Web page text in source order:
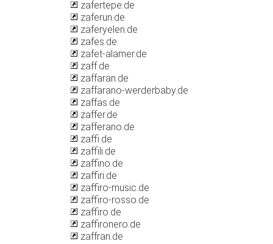
zafertepe.de
zaferun.de
zaferyelen.de
zafes.de
zafet-alamer.de
zaff.de
zaffaran.de
zaffarano-werderbaby.de
zaffas.de
zaffer.de
zafferano.de
zaffi.de
zaffili.de
zaffino.de
zaffiri.de
zaffiro-music.de
zaffiro-rosso.de
zaffiro.de
zaffironero.de
zaffran.de